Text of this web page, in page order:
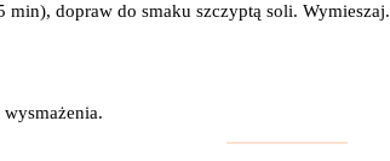
dopraw do smaku szczyptą soli. Wymieszaj.